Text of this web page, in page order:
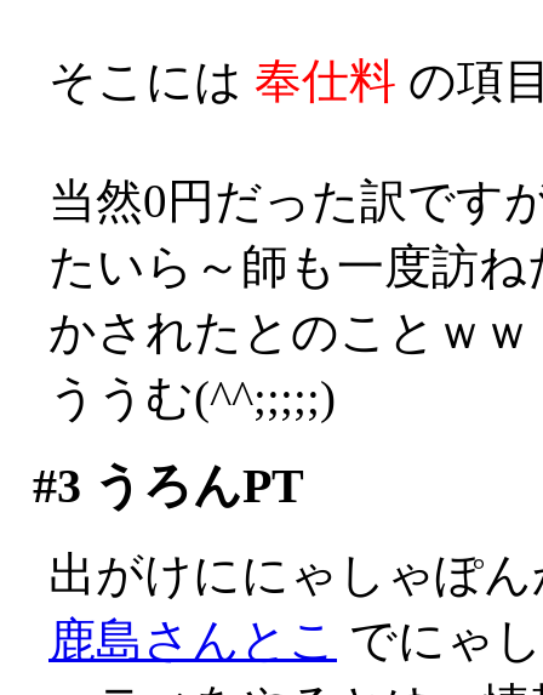
そこには 奉仕料 の項
当然0円だった訳です
たいら～師も一度訪
かされたとのことｗｗ
ううむ(^^;;;;;)
#3 うろんPT
出がけににゃしゃぽ
鹿島さんとこ でにゃ